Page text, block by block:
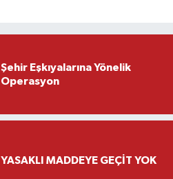
Şehir Eşkıyalarına Yönelik
Operasyon
YASAKLI MADDEYE GEÇİT YOK